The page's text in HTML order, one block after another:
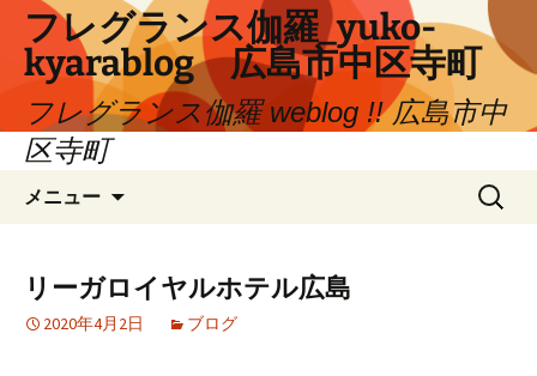
ツ
フレグランス伽羅_yuko-
kyarablog 広島市中区寺町
フレグランス伽羅 weblog !! 広島市中
区寺町
メニュー
検
索:
リーガロイヤルホテル広島
2020年4月2日 ブログ